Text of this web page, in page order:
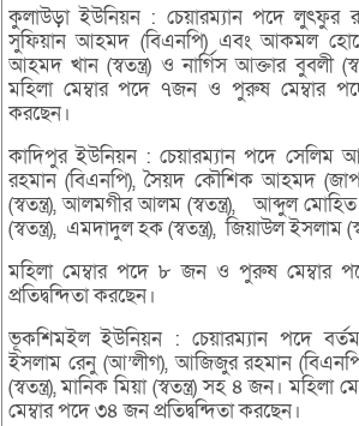
কুলাউড়া ইউনিয়ন : চেয়ারম্যান পদে লুৎফুর
সুফিয়ান আহমদ (বিএনপি) এবং আকমল
আহমদ খান (স্বতন্ত্র) ও নার্গিস আক্তার বুবলী
মহিলা মেম্বার পদে ৭জন ও পুরুষ মেম্বার
করছেন।
কাদিপুর ইউনিয়ন : চেয়ারম্যান পদে সেলিম
রহমান (বিএনপি), সৈয়দ কৌশিক আহমদ
(স্বতন্ত্র), আলমগীর আলম (স্বতন্ত্র), আব্দুল
(স্বতন্ত্র), এমদাদুল হক (স্বতন্ত্র), জিয়াউল ইসলাম
মহিলা মেম্বার পদে ৮ জন ও পুরুষ মেম্বার
প্রতিদ্বন্দিতা করছেন।
ভূকশিমইল ইউনিয়ন : চেয়ারম্যান পদে
ইসলাম রেনু (আ’লীগ), আজিজুর রহমান
(স্বতন্ত্র), মানিক মিয়া (স্বতন্ত্র) সহ ৪ জন।
মেম্বার পদে ৩৪ জন প্রতিদ্বন্দিতা করছেন।